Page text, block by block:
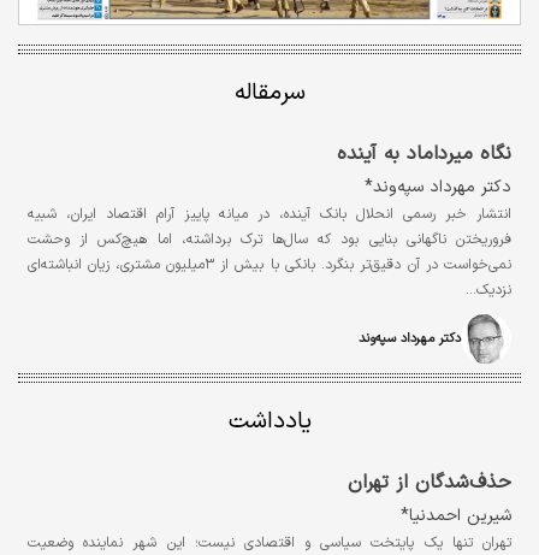
سرمقاله
نگاه میرداماد به آینده
دکتر مهرداد سپه‌وند*
انتشار خبر رسمی انحلال بانک آینده، در میانه‌ پاییز آرام اقتصاد ایران، شبیه
فروریختن ناگهانی بنایی بود که سال‌ها ترک برداشته، اما هیچ‌کس از وحشت
نمی‌خواست در آن دقیق‌تر بنگرد. بانکی با بیش از ۳میلیون مشتری، زیان انباشته‌ای
نزدیک…
دکتر مهرداد سپه‌وند
یادداشت
حذف‌شدگان از تهران
شیرین احمدنیا*
تهران تنها یک پایتخت سیاسی و اقتصادی نیست؛ این شهر نماینده وضعیت